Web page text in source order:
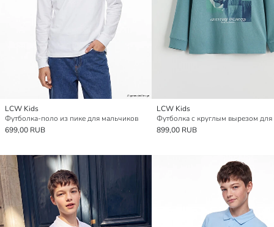
LCW Kids
Футболка-поло из пике для мальчиков
699,00 RUB
LCW Kids
899,00 RUB